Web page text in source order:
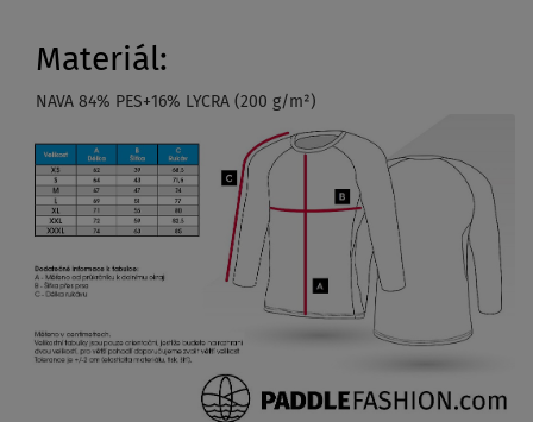
Materiál:
NAVA 84% PES+16% LYCRA (200 g/m²)